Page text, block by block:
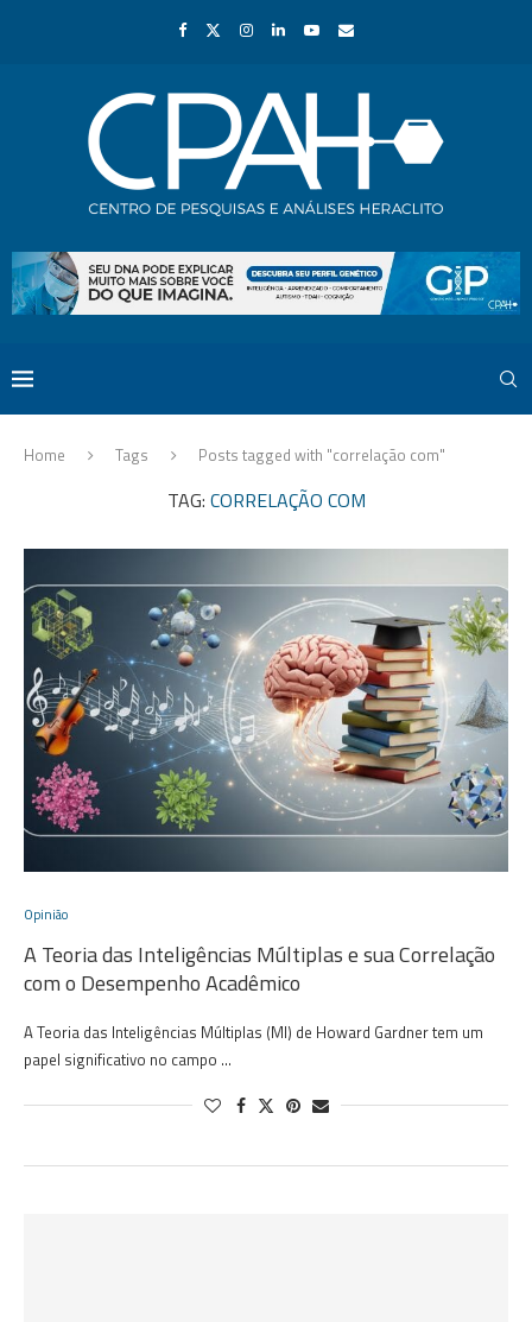
Home Tags Posts tagged with "correlação com"
TAG: CORRELAÇÃO COM
Opinião
A Teoria das Inteligências Múltiplas e sua Correlação
com o Desempenho Acadêmico
A Teoria das Inteligências Múltiplas (MI) de Howard Gardner tem um
papel significativo no campo …